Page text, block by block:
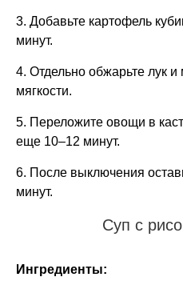
3. Добавьте картофель
минут.
4. Отдельно обжарьте лук
мягкости.
5. Переложите овощи в
еще 10–12 минут.
6. После выключения
минут.
Суп с
Ингредиенты: